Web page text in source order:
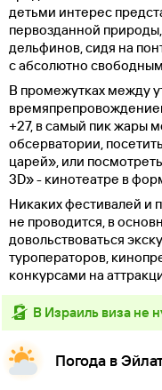
детьми интерес
первозданной
дельфинов, сидя на
с абсолютно
В промежутках между
+27, в самый пик жары
обсерватории,
царей», или
3D» - кинотеатре в
Никаких фестивалей и
не проводится, в
довольствоваться
туроператоров,
конкурсами на
в Израиль виза не
Погода в